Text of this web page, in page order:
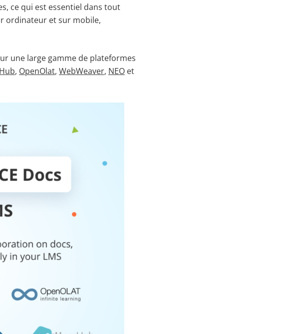
ce qui est essentiel dans tout
ordinateur et sur mobile,
une large gamme de plateformes
, OpenOlat, WebWeaver, NEO et